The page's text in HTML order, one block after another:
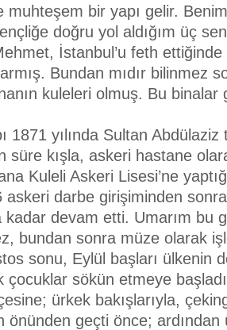
muhteşem bir yapı gelir.
doğru yol aldığım üç
İstanbul’u feth
Bundan mıdır bilinmez
kuleleri olmuş. Bu binalar
1871 yılında Sultan Abdülaziz
süre kışla, askeri hastane
Kuleli Askeri Lisesi’ne
askeri darbe girişiminden
kadar devam etti. Umarım bu
bundan sonra müze olarak
sonu, Eylül başları ülkenin
çocuklar sökün etmeye
ürkek bakışlarıyla,
önünden geçti önce; ardından